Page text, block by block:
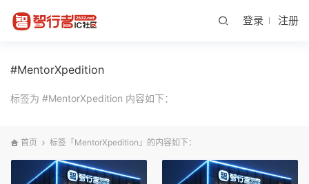
登录 注册
#MentorXpedition
标签为 #MentorXpedition 内容如下：
首页 标签「MentorXpedition」的内容如下：